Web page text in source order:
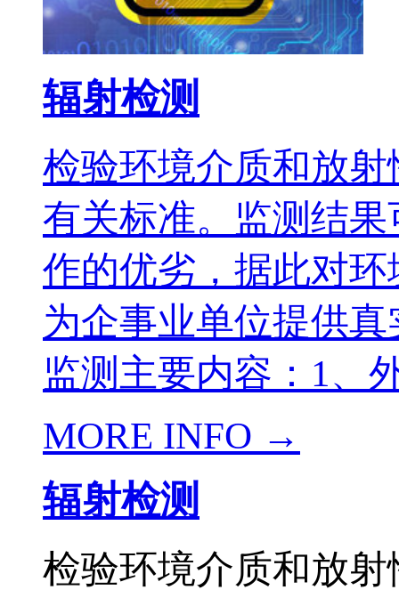
辐射检测
检验环境介质和放
有关标准。监测结
作的优劣，据此对
为企事业单位提供
监测主要内容：1、
MORE INFO →
辐射检测
检验环境介质和放